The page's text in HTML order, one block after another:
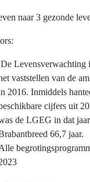
naar 3 gezonde
De Levensverwachting
vaststellen van de
2016. Inmiddels
cijfers uit
de LGEG in dat
66,7 jaar.